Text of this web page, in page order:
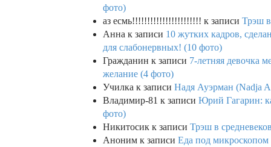
фото)
аз есмь!!!!!!!!!!!!!!!!!!!!!!! к записи Трэш в
Анна к записи 10 жутких кадров,
для слабонервных! (10 фото)
Гражданин к записи 7-летняя девочка
желание (4 фото)
Училка к записи Надя Ауэрман (Nadja
Владимир-81 к записи Юрий Гагарин:
фото)
Никитосик к записи Трэш в
Аноним к записи Еда под микроскопом